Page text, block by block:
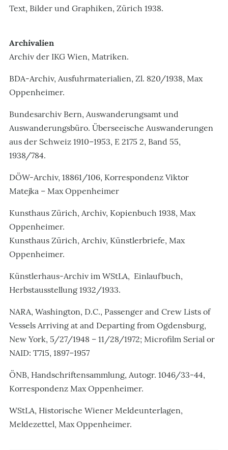
Text, Bilder und Graphiken, Zürich 1938.
Archivalien
Archiv der IKG Wien, Matriken.
BDA-Archiv, Ausfuhrmaterialien, Zl. 820/1938, Max
Oppenheimer.
Bundesarchiv Bern, Auswanderungsamt und
Auswanderungsbüro. Überseeische Auswanderungen
aus der Schweiz 1910–1953, E 2175 2, Band 55,
1938/784.
DÖW-Archiv, 18861/106, Korrespondenz Viktor
Matejka – Max Oppenheimer
Kunsthaus Zürich, Archiv, Kopienbuch 1938, Max
Oppenheimer.
Kunsthaus Zürich, Archiv, Künstlerbriefe, Max
Oppenheimer.
Künstlerhaus-Archiv im WStLA, Einlaufbuch,
Herbstausstellung 1932/1933.
NARA, Washington, D.C., Passenger and Crew Lists of
Vessels Arriving at and Departing from Ogdensburg,
New York, 5/27/1948 – 11/28/1972; Microfilm Serial or
NAID: T715, 1897–1957
ÖNB, Handschriftensammlung, Autogr. 1046/33-44,
Korrespondenz Max Oppenheimer.
WStLA, Historische Wiener Meldeunterlagen,
Meldezettel, Max Oppenheimer.